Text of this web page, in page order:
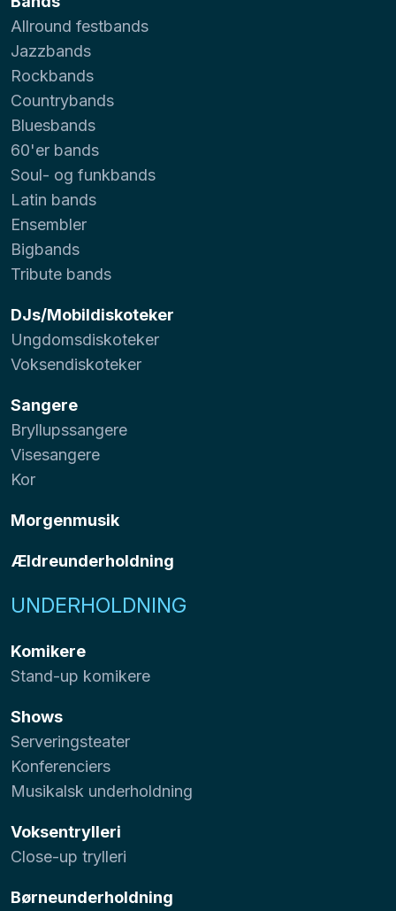
Allround festbands
Jazzbands
Rockbands
Countrybands
Bluesbands
60'er bands
Soul- og funkbands
Latin bands
Ensembler
Bigbands
Tribute bands
DJs/Mobildiskoteker
Ungdomsdiskoteker
Voksendiskoteker
Sangere
Bryllupssangere
Visesangere
Kor
Morgenmusik
Ældreunderholdning
UNDERHOLDNING
Komikere
Stand-up komikere
Shows
Serveringsteater
Konferenciers
Musikalsk underholdning
Voksentrylleri
Close-up trylleri
Børneunderholdning